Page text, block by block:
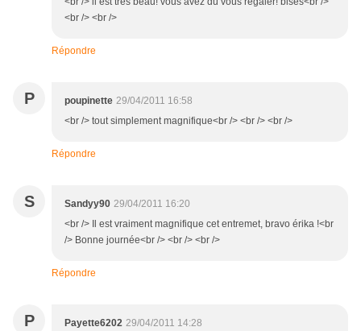
<br /> <br />
Répondre
P poupinette 29/04/2011 16:58
<br /> tout simplement magnifique<br /> <br /> <br />
Répondre
S Sandyy90 29/04/2011 16:20
<br /> Il est vraiment magnifique cet entremet, bravo érika !<br
/> Bonne journée<br /> <br /> <br />
Répondre
P Payette6202 29/04/2011 14:28